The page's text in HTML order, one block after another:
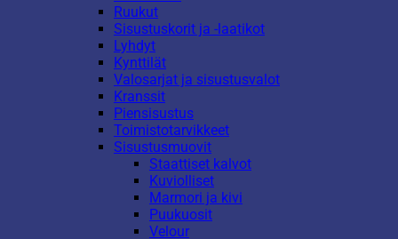
Ruukut
Sisustuskorit ja -laatikot
Lyhdyt
Kynttilät
Valosarjat ja sisustusvalot
Kranssit
Piensisustus
Toimistotarvikkeet
Sisustusmuovit
Staattiset kalvot
Kuviolliset
Marmori ja kivi
Puukuosit
Velour